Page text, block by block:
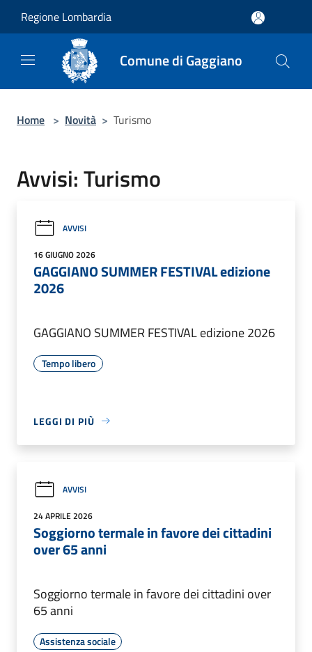
Regione Lombardia
Comune di Gaggiano
Home > Novità > Turismo
Avvisi: Turismo
AVVISI
16 GIUGNO 2026
GAGGIANO SUMMER FESTIVAL edizione
2026
GAGGIANO SUMMER FESTIVAL edizione 2026
Tempo libero
LEGGI DI PIÙ
AVVISI
24 APRILE 2026
Soggiorno termale in favore dei cittadini
over 65 anni
Soggiorno termale in favore dei cittadini over
65 anni
Assistenza sociale